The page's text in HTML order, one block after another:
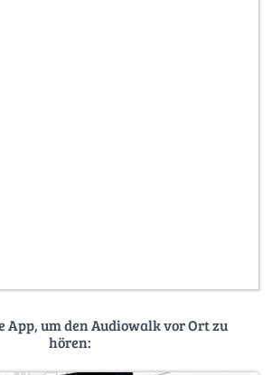
App, um den Audiowalk vor Ort zu
hören: